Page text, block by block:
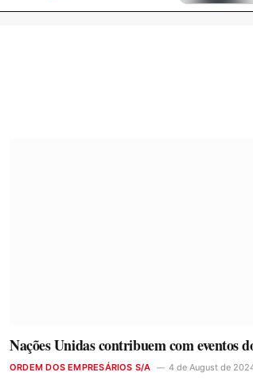
Nações Unidas contribuem com eventos
ORDEM DOS EMPRESÁRIOS S/A 4 de August de